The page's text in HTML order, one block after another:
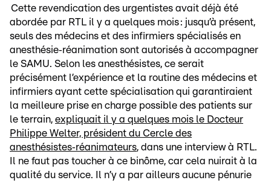
Cette revendication des urgentistes avait déjà été
abordée par RTL il y a quelques mois : jusqu’à présent,
seuls des médecins et des infirmiers spécialisés en
anesthésie‑réanimation sont autorisés à accompagner
le SAMU. Selon les anesthésistes, ce serait
précisément l’expérience et la routine des médecins et
infirmiers ayant cette spécialisation qui garantiraient
la meilleure prise en charge possible des patients sur
le terrain, expliquait il y a quelques mois le Docteur
Philippe Welter, président du Cercle des
anesthésistes‑réanimateurs, dans une interview à RTL.
Il ne faut pas toucher à ce binôme, car cela nuirait à la
qualité du service. Il n’y a par ailleurs aucune pénurie